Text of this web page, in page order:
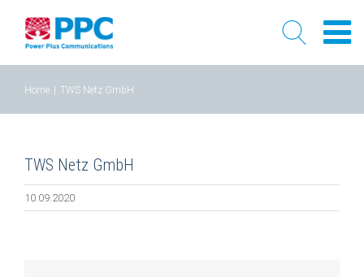
content
Home TWS Netz GmbH
TWS Netz GmbH
10.09.2020